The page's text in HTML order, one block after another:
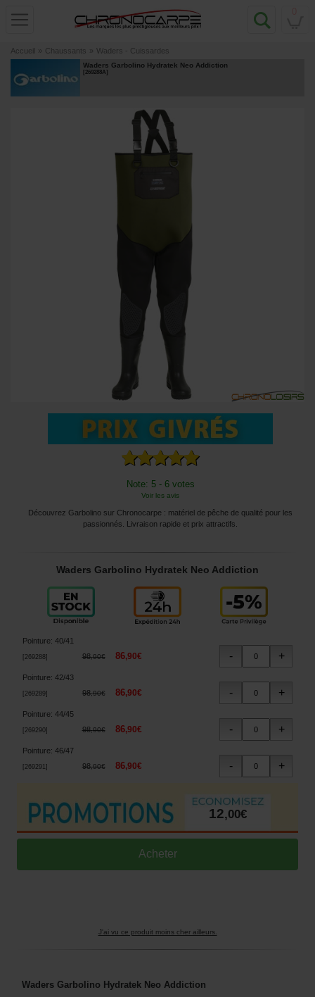
Accueil » Chaussants » Waders - Cuissardes
Waders Garbolino Hydratek Neo Addiction
[269288A]
Note: 5 - 6 votes
Voir les avis
Découvrez Garbolino sur Chronocarpe : matériel de pêche de qualité pour les
passionnés. Livraison rapide et prix attractifs.
Waders Garbolino Hydratek Neo Addiction
Pointure: 40/41
269288 ] 98,90€ 86,90€
Pointure: 42/43
269289] 98,90€ 86,90€
Pointure: 44/45
269290] 98,90€ 86,90€
Pointure: 46/47
269291 ] 98,90€ 86,90€
12,00€
J'ai vu ce produit moins cher ailleurs.
Waders Garbolino Hydratek Neo Addiction